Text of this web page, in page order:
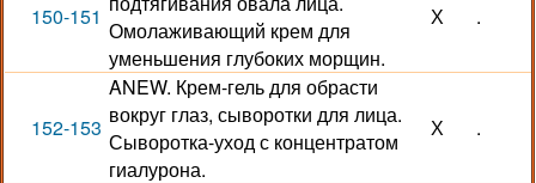
150-151
Омолаживающий крем для
уменьшения глубоких морщин.
Х .
152-153
ANEW. Крем-гель для обрасти
вокруг глаз, сыворотки для лица.
Сыворотка-уход с концентратом
гиалурона.
Х .